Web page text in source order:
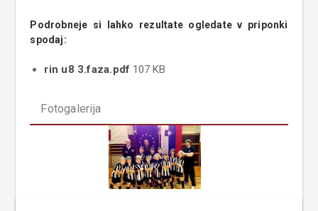
Podrobneje si lahko rezultate ogledate v priponki
spodaj:
rin u8 3.faza.pdf 107 KB
Fotogalerija